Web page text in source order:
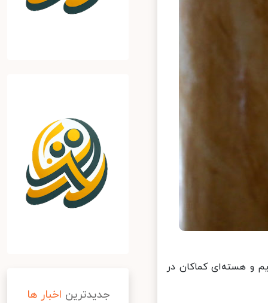
و هسته‌ای کماکان در
جدیدترین اخبار ها